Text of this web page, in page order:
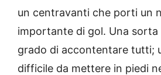
un centravanti che porti un
importante di gol. Una
grado di accontentare tutti;
difficile da mettere in piedi